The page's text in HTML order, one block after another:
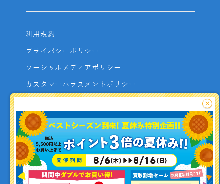
釣り情報を
利用規約
プライバシーポリシー
ソーシャルメディアポリシー
カスタマーハラスメントポリシー
よくあるご質問
お問い合わせ
利用者資金の保全方法
×